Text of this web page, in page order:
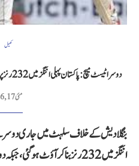
کھیل
دوسرا ٹیسٹ میچ: پاکستان پہلی اننگز میں 232 رنز پر آؤٹ، بنگلادیش کو 156 رنز کی برتری حاصل
مئی 17, 2026
بنگلادیش کے خلاف سلہٹ میں جاری
اننگز میں 232 رنز بنا کر آؤٹ